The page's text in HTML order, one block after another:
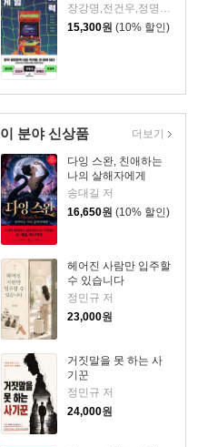
장강명,전건우,정명섭,정해연,조영주 저
15,300원 (10% 할인)
이 분야 신상품
다잉 스완, 친애하는
나의 살해자에게
송대길 저
16,650원 (10% 할인)
헤어진 사람만 입주할
수 있습니다
정민규 저
23,000원
거짓말을 못 하는 사
기꾼
정민규 저
24,000원
더보기